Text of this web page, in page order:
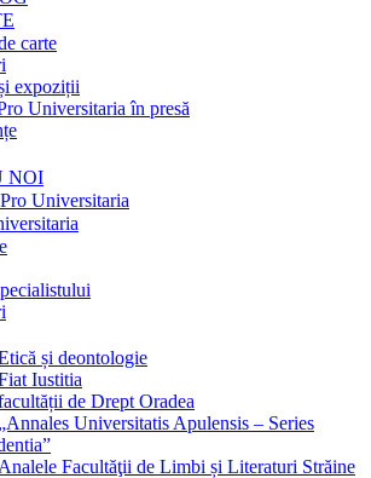
carte
expoziții
Universitaria în presă
NOI
Universitaria
și deontologie
Iustitia
de Drept Oradea
Universitatis Apulensis – Series
Facultăţii de Limbi și Literaturi Străine